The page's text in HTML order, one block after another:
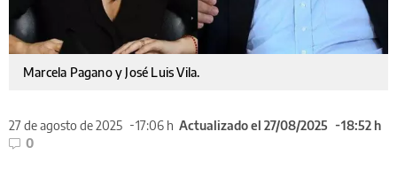
Marcela Pagano y José Luis Vila.
27 de agosto de 2025 17:06 h Actualizado el 27/08/2025
18:52 h
0